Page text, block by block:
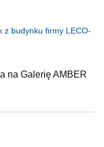
z budynku firmy LECO-
na Galerię AMBER